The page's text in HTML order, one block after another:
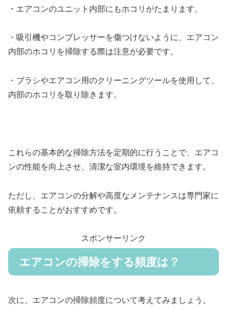
・エアコンのユニット内部にもホコリがたまります。
・吸引機やコンプレッサーを傷つけないように、エアコン
内部のホコリを掃除する際は注意が必要です。
・ブラシやエアコン用のクリーニングツールを使用して、
内部のホコリを取り除きます。
これらの基本的な掃除方法を定期的に行うことで、エアコ
ンの性能を向上させ、清潔な室内環境を維持できます。
ただし、エアコンの分解や高度なメンテナンスは専門家に
依頼することがおすすめです。
スポンサーリンク
エアコンの掃除をする頻度は？
次に、エアコンの掃除頻度について考えてみましょう。